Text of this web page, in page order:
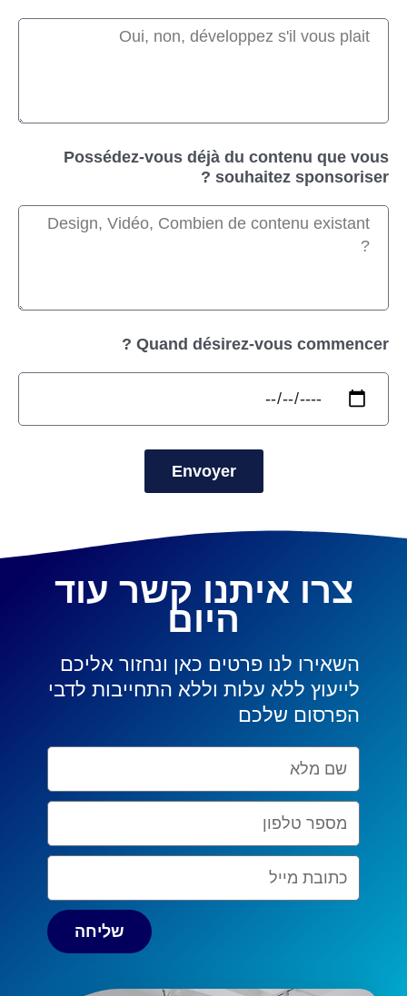
Possédez-vous déjà du contenu que vous
souhaitez sponsoriser ?
Quand désirez-vous commencer ?
Envoyer
צרו איתנו קשר עוד
היום
השאירו לנו פרטים כאן ונחזור אליכם
לייעוץ ללא עלות וללא התחייבות לדבי
הפרסום שלכם
complet
téléphone
שליחה